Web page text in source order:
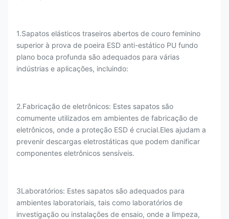
1.Sapatos elásticos traseiros abertos de couro feminino
superior à prova de poeira ESD anti-estático PU fundo
plano boca profunda são adequados para várias
indústrias e aplicações, incluindo:
2.Fabricação de eletrônicos: Estes sapatos são
comumente utilizados em ambientes de fabricação de
eletrônicos, onde a proteção ESD é crucial.Eles ajudam a
prevenir descargas eletrostáticas que podem danificar
componentes eletrônicos sensíveis.
3Laboratórios: Estes sapatos são adequados para
ambientes laboratoriais, tais como laboratórios de
investigação ou instalações de ensaio, onde a limpeza,